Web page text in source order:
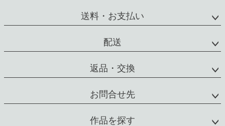
ップ
送料・お支払い
配送
返品・交換
お問合せ先
作品を探す